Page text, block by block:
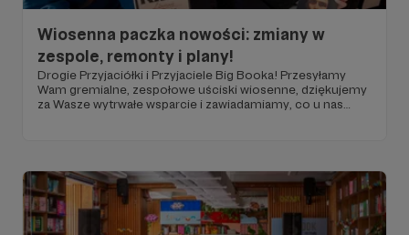
Wiosenna paczka nowości: zmiany w
zespole, remonty i plany!
Drogie Przyjaciółki i Przyjaciele Big Booka! Przesyłamy
Wam gremialne, zespołowe uściski wiosenne, dziękujemy
za Wasze wytrwałe wsparcie i zawiadamiamy, co u nas